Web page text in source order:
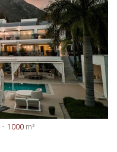
1000 m²